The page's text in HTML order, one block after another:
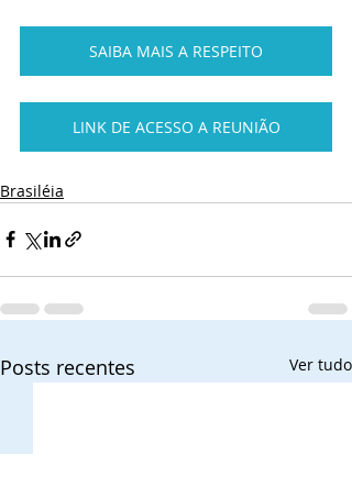
SAIBA MAIS A RESPEITO
LINK DE ACESSO A REUNIÃO
Brasiléia
Posts recentes Ver tudo